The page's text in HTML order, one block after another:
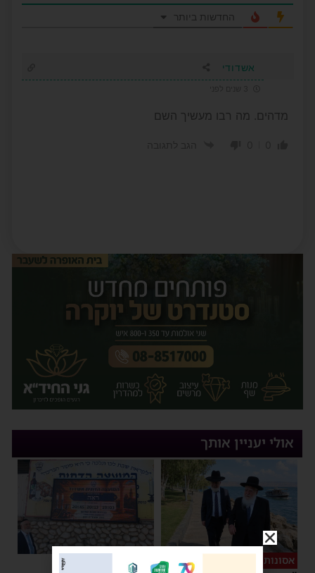
החדשות ביותר
אשדודי
מדהים. מה רבו מעשיך השם
אולי יעניין אותך
אסונות בין הזמנים מאירים את השבת